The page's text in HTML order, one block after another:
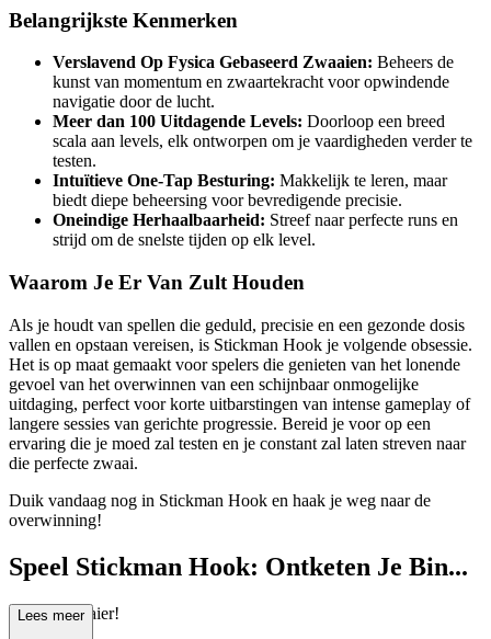
Belangrijkste Kenmerken
Verslavend Op Fysica Gebaseerd Zwaaien: Beheers de
kunst van momentum en zwaartekracht voor opwindende
navigatie door de lucht.
Meer dan 100 Uitdagende Levels: Doorloop een breed
scala aan levels, elk ontworpen om je vaardigheden verder te
testen.
Intuïtieve One-Tap Besturing: Makkelijk te leren, maar
biedt diepe beheersing voor bevredigende precisie.
Oneindige Herhaalbaarheid: Streef naar perfecte runs en
strijd om de snelste tijden op elk level.
Waarom Je Er Van Zult Houden
Als je houdt van spellen die geduld, precisie en een gezonde dosis
vallen en opstaan vereisen, is Stickman Hook je volgende obsessie.
Het is op maat gemaakt voor spelers die genieten van het lonende
gevoel van het overwinnen van een schijnbaar onmogelijke
uitdaging, perfect voor korte uitbarstingen van intense gameplay of
langere sessies van gerichte progressie. Bereid je voor op een
ervaring die je moed zal testen en je constant zal laten streven naar
die perfecte zwaai.
Duik vandaag nog in Stickman Hook en haak je weg naar de
overwinning!
Speel Stickman Hook: Ontketen Je Bin...
nenste Zwaaier!
Lees meer